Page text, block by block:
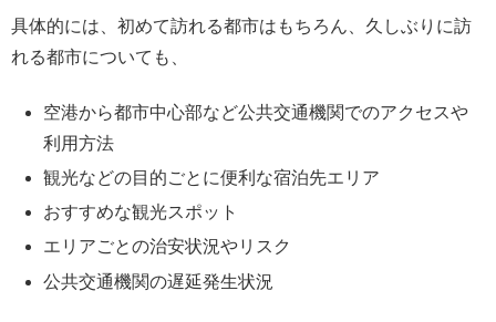
具体的には、初めて訪れる都市はもちろん、久しぶりに訪
れる都市についても、
空港から都市中心部など公共交通機関でのアクセスや
利用方法
観光などの目的ごとに便利な宿泊先エリア
おすすめな観光スポット
エリアごとの治安状況やリスク
公共交通機関の遅延発生状況